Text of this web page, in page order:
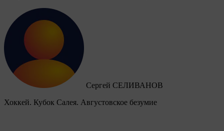
Сергей СЕЛИВАНОВ
Хоккей. Кубок Салея. Августовское безумие